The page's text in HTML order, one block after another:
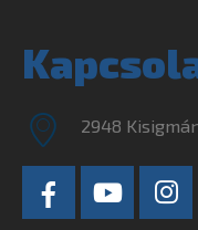
2948